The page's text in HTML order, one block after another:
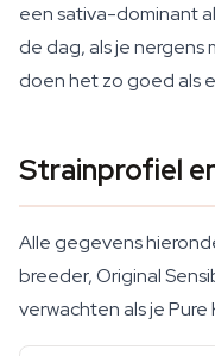
een sativa-dominant
de dag, als je
doen het zo goed als
Strainprofiel
Alle gegevens
breeder, Original
verwachten als je